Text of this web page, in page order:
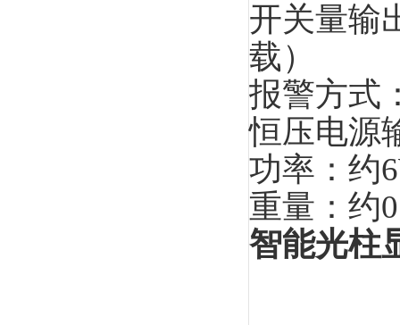
开关量输
载）
报警方式
恒压电源
功率：约
重量：约
智能光柱